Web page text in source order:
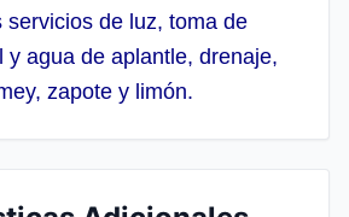
servicios de luz, toma de
y agua de aplantle, drenaje,
zapote y limón.